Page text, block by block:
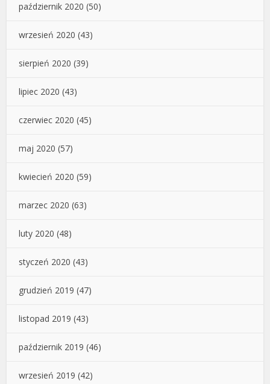
październik 2020 (50)
wrzesień 2020 (43)
sierpień 2020 (39)
lipiec 2020 (43)
czerwiec 2020 (45)
maj 2020 (57)
kwiecień 2020 (59)
marzec 2020 (63)
luty 2020 (48)
styczeń 2020 (43)
grudzień 2019 (47)
listopad 2019 (43)
październik 2019 (46)
wrzesień 2019 (42)